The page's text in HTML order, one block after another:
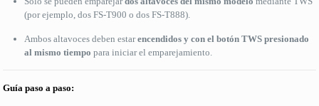
(por ejemplo, dos FS-T900 o dos FS-T888).
Ambos altavoces deben estarencendidos y con el botón TWS presionado
al mismo tiempo para iniciar el emparejamiento.
Guía paso a paso: